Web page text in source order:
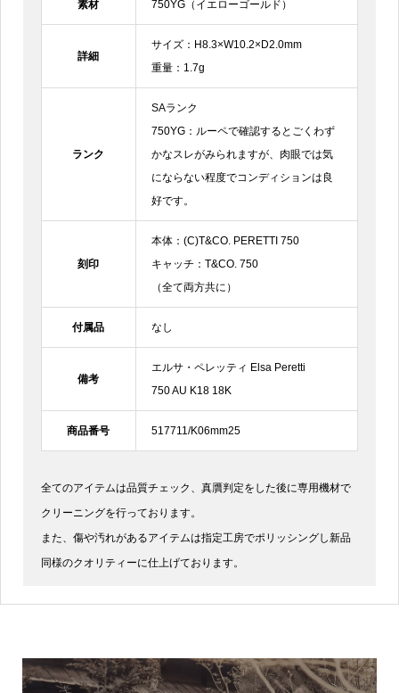
全てのアイテムは品質チェック、真贋判定をした後に専用機材で
クリーニングを行っております。
また、傷や汚れがあるアイテムは指定工房でポリッシングし新品
同様のクオリティーに仕上げております。
素材 750YG（イエローゴールド）
詳細
サイズ：H8.3×W10.2×D2.0mm
重量：1.7g
ランク
SAランク
750YG：ルーペで確認するとごくわず
かなスレがみられますが、肉眼では気
にならない程度でコンディションは良
好です。
刻印
本体：(C)T&CO. PERETTI 750
キャッチ：T&CO. 750
（全て両方共に）
付属品 なし
備考
エルサ・ペレッティ Elsa Peretti
750 AU K18 18K
商品番号 517711/K06mm25